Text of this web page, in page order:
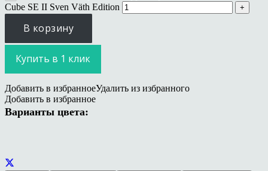
Cube SE II Sven Väth Edition
В корзину
Купить в 1 клик
Добавить в избранноеУдалить из избранного
Добавить в избранное
Варианты цвета: